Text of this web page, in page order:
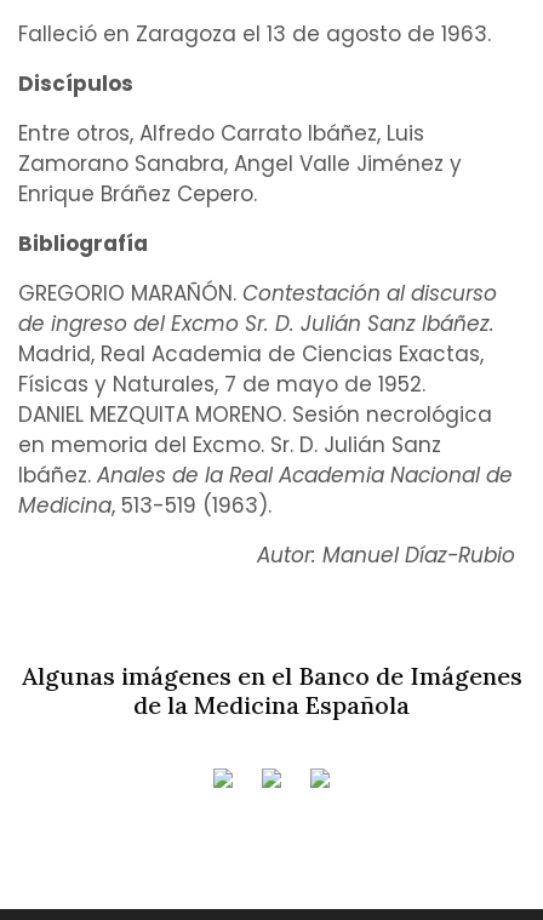
Falleció en Zaragoza el 13 de agosto de 1963.
Discípulos
Entre otros, Alfredo Carrato Ibáñez, Luis
Zamorano Sanabra, Angel Valle Jiménez y
Enrique Bráñez Cepero.
Bibliografía
GREGORIO MARAÑÓN. Contestación al discurso
de ingreso del Excmo Sr. D. Julián Sanz Ibáñez.
Madrid, Real Academia de Ciencias Exactas,
Físicas y Naturales, 7 de mayo de 1952.
DANIEL MEZQUITA MORENO. Sesión necrológica
en memoria del Excmo. Sr. D. Julián Sanz
Ibáñez. Anales de la Real Academia Nacional de
Medicina, 513-519 (1963).
Autor: Manuel Díaz-Rubio
Algunas imágenes en el Banco de Imágenes
de la Medicina Española